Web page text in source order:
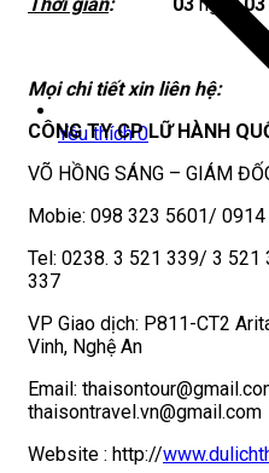
Yêu thích0
Mọi chi tiết xin liên hệ:
CÔNG TY CP LỮ HÀNH
VÕ HỒNG SÁNG – GIÁM
Mobie: 098 323 5601/
Tel: 0238. 3 521 339/ 3
337
VP Giao dịch: P811-CT2
Vinh, Nghệ An
Email:
thaisontravel.vn@gmail.com
Website : http://